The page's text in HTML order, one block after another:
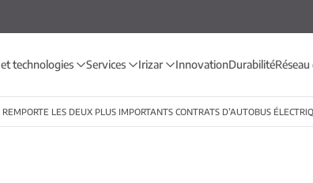
technologies Services Irizar InnovationDurabilité
REMPORTE LES DEUX PLUS IMPORTANTS CONTRATS D’AUTOBUS